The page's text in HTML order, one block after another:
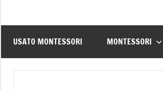
USATO MONTESSORI MONTESSORI